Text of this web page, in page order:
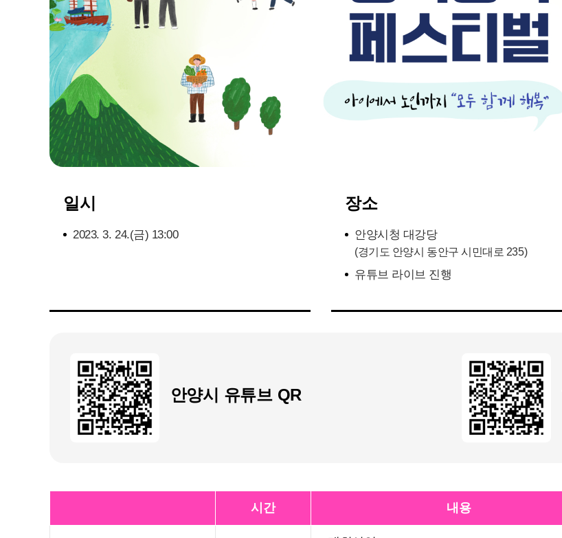
일시
2023. 3. 24.(금) 13:00
장소
안양시청 대강당
(경기도 안양시 동안구 시민대로 235)
유튜브 라이브 진행
안양시 유튜브 QR
시간 내용